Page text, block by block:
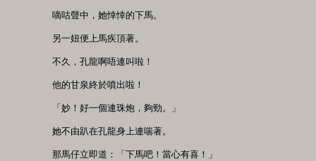
嘀咕聲中，她悻悻的下馬。
另一妞便上馬疾頂著。
不久，孔龍啊唔連叫啦！
他的甘泉終於噴出啦！
「妙！好一個連珠炮，夠勁。」
她不由趴在孔龍身上連喘著。
那馬仔立即道：「下馬吧！當心有喜！」